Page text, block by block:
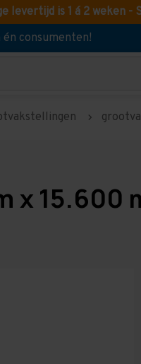
levertijd is 1 á 2 weken
én consumenten!
15.600